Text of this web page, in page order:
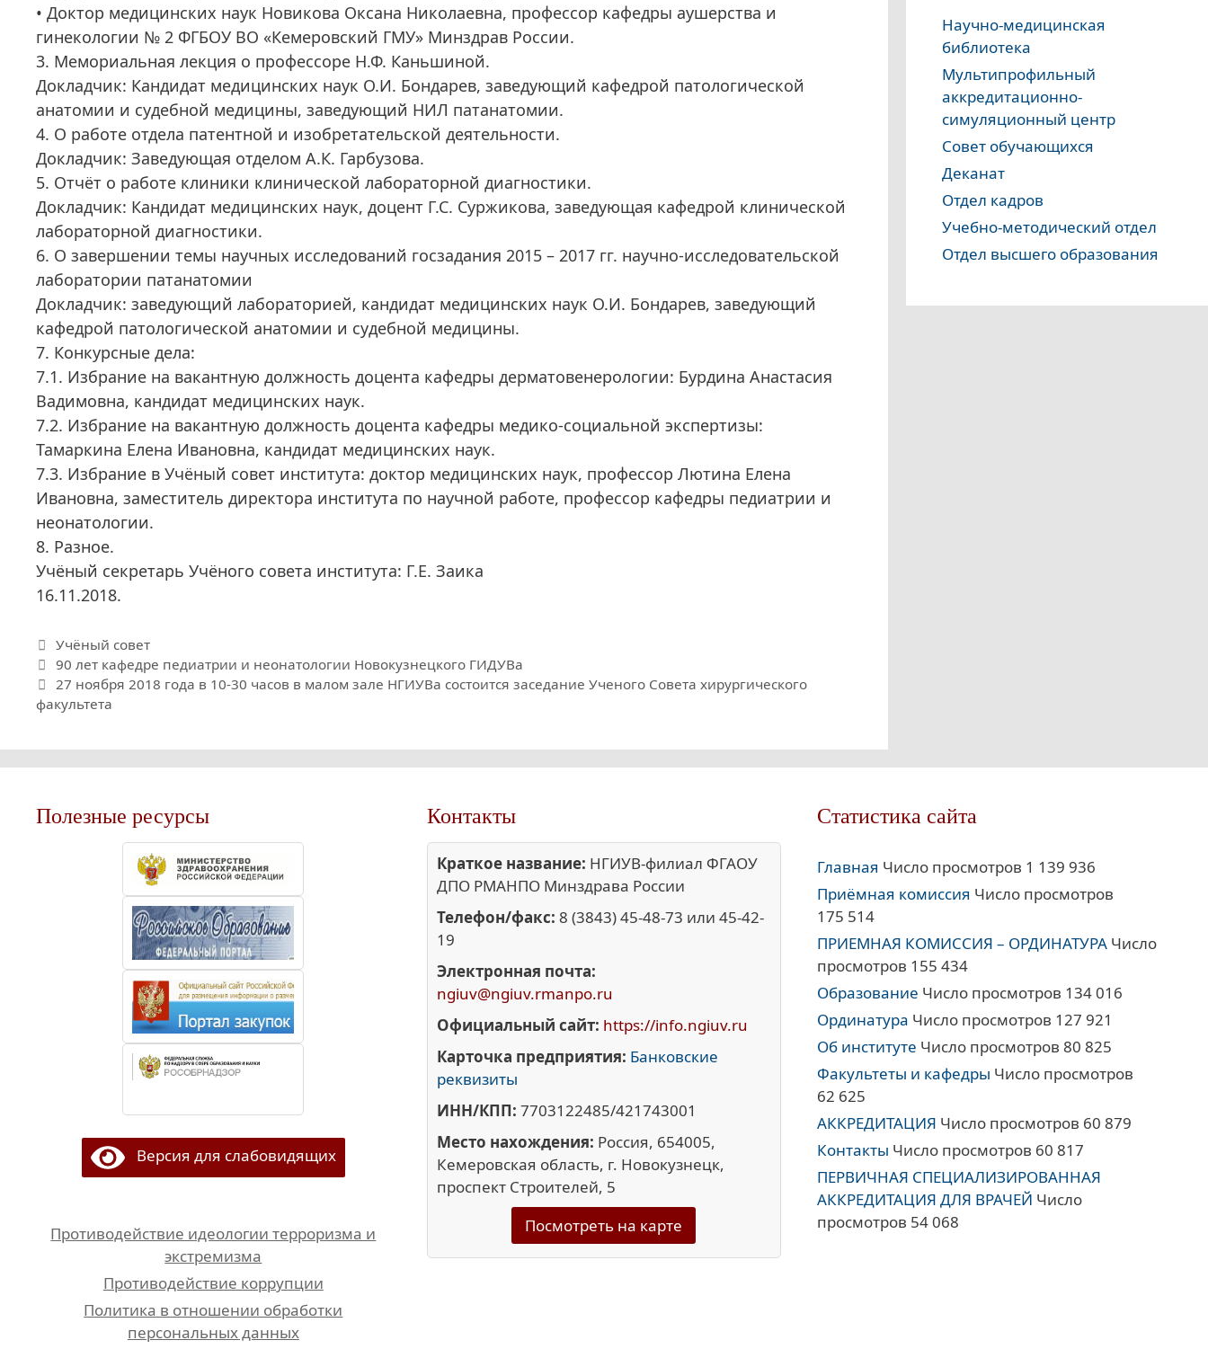
• Доктор медицинских наук Новикова Оксана Николаевна, профессор кафедры аушерства и
гинекологии № 2 ФГБОУ ВО «Кемеровский ГМУ» Минздрав России.
3. Мемориальная лекция о профессоре Н.Ф. Каньшиной.
Докладчик: Кандидат медицинских наук О.И. Бондарев, заведующий кафедрой патологической
анатомии и судебной медицины, заведующий НИЛ патанатомии.
4. О работе отдела патентной и изобретательской деятельности.
Докладчик: Заведующая отделом А.К. Гарбузова.
5. Отчёт о работе клиники клинической лабораторной диагностики.
Докладчик: Кандидат медицинских наук, доцент Г.С. Суржикова, заведующая кафедрой клинической
лабораторной диагностики.
6. О завершении темы научных исследований госзадания 2015 – 2017 гг. научно-исследовательской
лаборатории патанатомии
Докладчик: заведующий лабораторией, кандидат медицинских наук О.И. Бондарев, заведующий
кафедрой патологической анатомии и судебной медицины.
7. Конкурсные дела:
7.1. Избрание на вакантную должность доцента кафедры дерматовенерологии: Бурдина Анастасия
Вадимовна, кандидат медицинских наук.
7.2. Избрание на вакантную должность доцента кафедры медико-социальной экспертизы:
Тамаркина Елена Ивановна, кандидат медицинских наук.
7.3. Избрание в Учёный совет института: доктор медицинских наук, профессор Лютина Елена
Ивановна, заместитель директора института по научной работе, профессор кафедры педиатрии и
неонатологии.
8. Разное.
Учёный секретарь Учёного совета института: Г.Е. Заика
16.11.2018.
Рубрики
Учёный совет
90 лет кафедре педиатрии и неонатологии Новокузнецкого ГИДУВа
27 ноября 2018 года в 10-30 часов в малом зале НГИУВа состоится заседание Ученого Совета хирургического
факультета
Научно-медицинская
библиотека
Мультипрофильный
аккредитационно-
симуляционный центр
Совет обучающихся
Деканат
Отдел кадров
Учебно-методический отдел
Отдел высшего образования
Полезные ресурсы
Версия для слабовидящих
Противодействие идеологии терроризма и
экстремизма
Противодействие коррупции
Политика в отношении обработки
персональных данных
Контакты
Краткое название: НГИУВ-филиал ФГАОУ
ДПО РМАНПО Минздрава России
Телефон/факс: 8 (3843) 45-48-73 или 45-42-
19
Электронная почта:
ngiuv@ngiuv.rmanpo.ru
Официальный сайт: https://info.ngiuv.ru
Карточка предприятия: Банковские
реквизиты
ИНН/КПП: 7703122485/421743001
Место нахождения: Россия, 654005,
Кемеровская область, г. Новокузнецк,
проспект Строителей, 5
Посмотреть на карте
Статистика сайта
Главная Число просмотров 1 139 936
Приёмная комиссия Число просмотров
175 514
ПРИЕМНАЯ КОМИССИЯ – ОРДИНАТУРА Число
просмотров 155 434
Образование Число просмотров 134 016
Ординатура Число просмотров 127 921
Об институте Число просмотров 80 825
Факультеты и кафедры Число просмотров
62 625
АККРЕДИТАЦИЯ Число просмотров 60 879
Контакты Число просмотров 60 817
ПЕРВИЧНАЯ СПЕЦИАЛИЗИРОВАННАЯ
АККРЕДИТАЦИЯ ДЛЯ ВРАЧЕЙ Число
просмотров 54 068